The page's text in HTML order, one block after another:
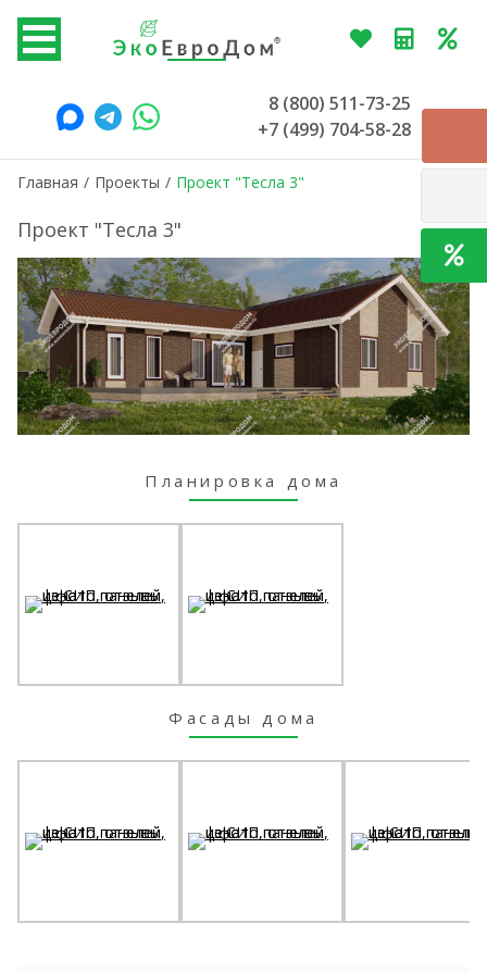
8 (800) 511-73-25
+7 (499) 704-58-28
Главная / Проекты / Проект "Тесла 3"
Проект "Тесла 3"
Планировка дома
Фасады дома